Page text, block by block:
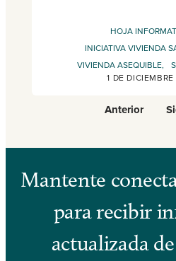
HOJA
INICIATIVA VIVIENDA
VIVIENDA ASEQUIBLE,
1 DE
Anterior
Mantente
para recibir
actualizada